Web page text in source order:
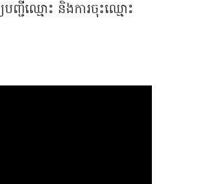
ញ្ជីឈ្មោះ និងការចុះឈ្មោះ